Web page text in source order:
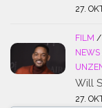
27.
FILM /
NEWS
Will
27.